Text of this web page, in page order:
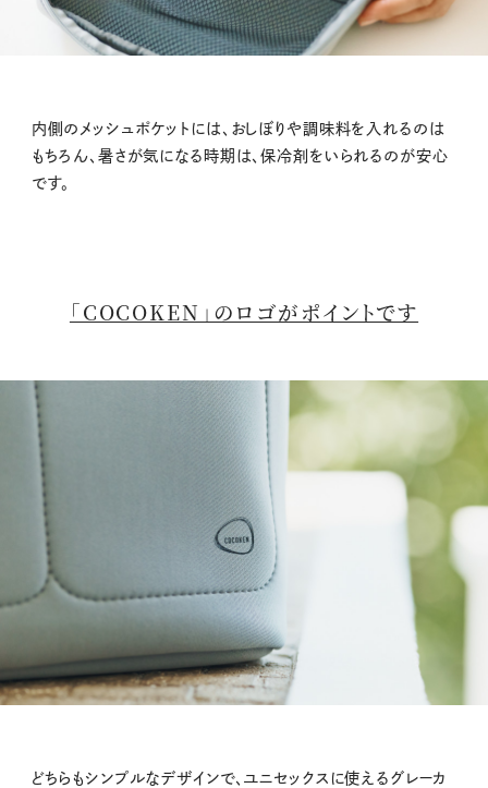
内側のメッシュポケットには、おしぼりや調味料を入れるのは
もちろん、暑さが気になる時期は、保冷剤をいられるのが安心
です。
「COCOKEN」のロゴがポイントです
どちらもシンプルなデザインで、ユニセックスに使えるグレーカ